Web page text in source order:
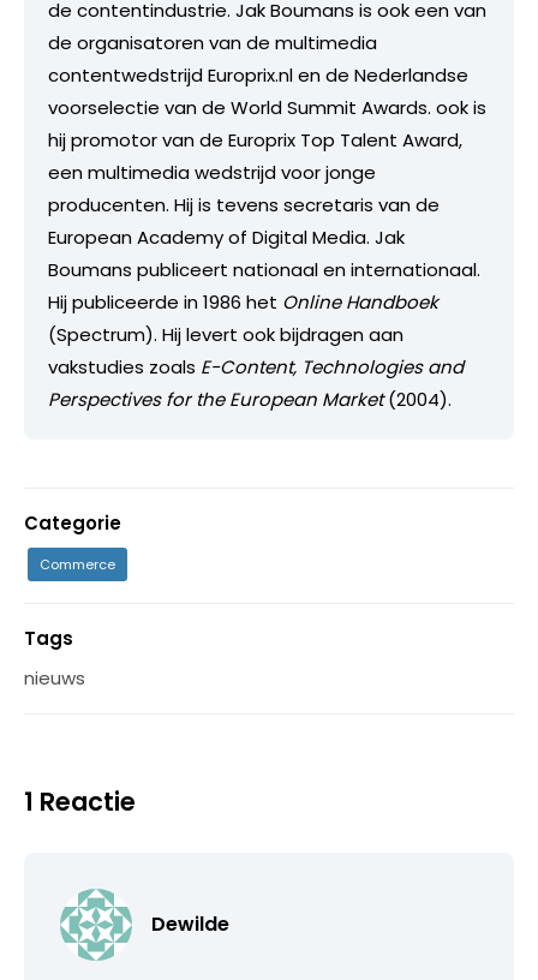
de contentindustrie. Jak Boumans is ook een van
de organisatoren van de multimedia
contentwedstrijd Europrix.nl en de Nederlandse
voorselectie van de World Summit Awards. ook is
hij promotor van de Europrix Top Talent Award,
een multimedia wedstrijd voor jonge
producenten. Hij is tevens secretaris van de
European Academy of Digital Media. Jak
Boumans publiceert nationaal en internationaal.
Hij publiceerde in 1986 het Online Handboek
(Spectrum). Hij levert ook bijdragen aan
vakstudies zoals E-Content, Technologies and
Perspectives for the European Market(2004).
Categorie
Commerce
Tags
nieuws
1 Reactie
Dewilde